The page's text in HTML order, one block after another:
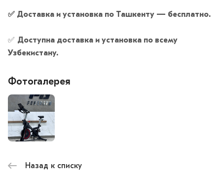
✅ Доставка и установка по Ташкенту — бесплатно.
✅ Доступна доставка и установка по всему
Узбекистану.
Фотогалерея
Назад к списку